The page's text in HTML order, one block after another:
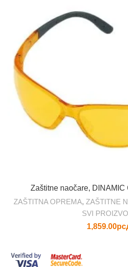
Zaštitne naočare,
ZAŠTITNA OPREMA, ZAŠTITNE
SVI
1,859.00